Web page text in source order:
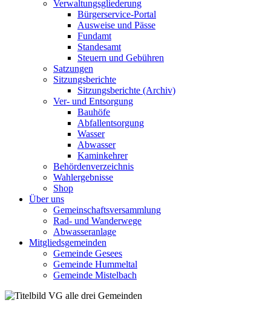
Verwaltungsgliederung
Bürgerservice-Portal
Ausweise und Pässe
Fundamt
Standesamt
Steuern und Gebühren
Satzungen
Sitzungsberichte
Sitzungsberichte (Archiv)
Ver- und Entsorgung
Bauhöfe
Abfallentsorgung
Wasser
Abwasser
Kaminkehrer
Behördenverzeichnis
Wahlergebnisse
Shop
Über uns
Gemeinschaftsversammlung
Rad- und Wanderwege
Abwasseranlage
Mitgliedsgemeinden
Gemeinde Gesees
Gemeinde Hummeltal
Gemeinde Mistelbach